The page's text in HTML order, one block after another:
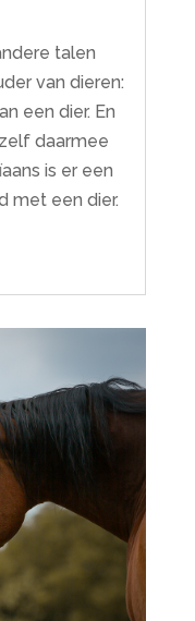
talen
van dieren:
een dier. En
daarmee
is er een
met een dier.